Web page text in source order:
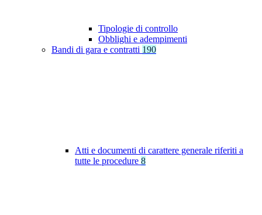
Tipologie di controllo
Obblighi e adempimenti
Bandi di gara e contratti 190
Atti e documenti di carattere generale riferiti a
tutte le procedure 8